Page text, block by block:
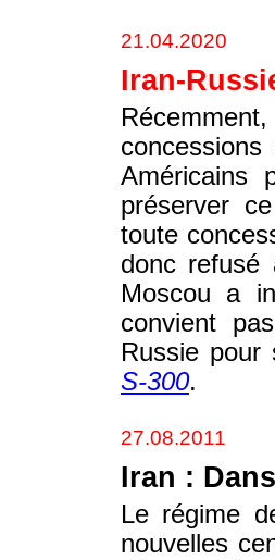
21.04.2020
Iran-
Américains
préserver
toute
donc refusé
Moscou a
convient
Russie
S-300.
27.08.2011
Iran :
Le régime
nouvelles